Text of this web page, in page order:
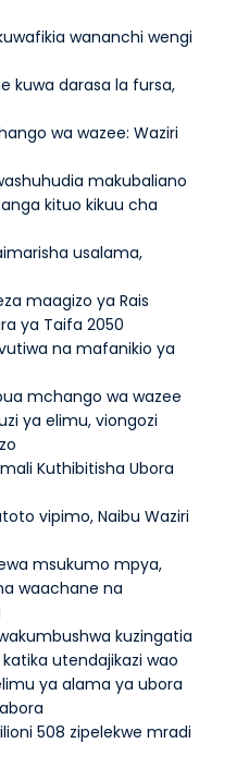
wananchi wengi
kuwa darasa la fursa,
wa wazee: Waziri
makubaliano
kituo kikuu cha
usalama,
maagizo ya Rais
ya Taifa 2050
na mafanikio ya
mchango wa wazee
ya elimu, viongozi
Kuthibitisha Ubora
vipimo, Naibu Waziri
msukumo mpya,
waachane na
kuzingatia
utendajikazi wao
ya alama ya ubora
508 zipelekwe mradi